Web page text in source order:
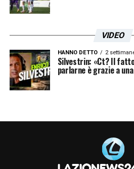
VIDEO
HANNO DETTO 2
Silvestrin: «Ct? Il
parlarne è grazie a